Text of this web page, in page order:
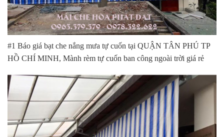
#1 Báo giá bạt che nắng mưa tự cuốn tại QUẬN TÂN PHÚ TP
HỒ CHÍ MINH, Mành rèm tự cuốn ban công ngoài trời giá rẻ